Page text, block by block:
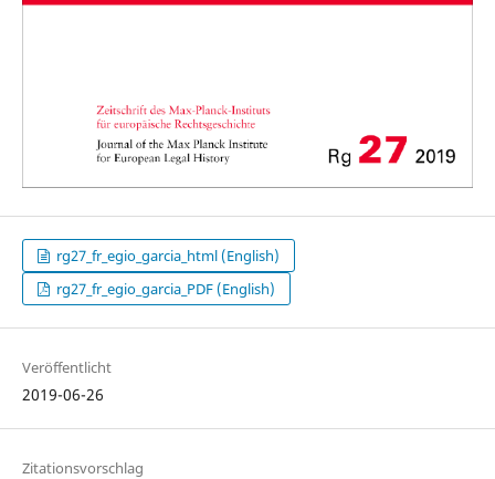
rg27_fr_egio_garcia_html (English)
rg27_fr_egio_garcia_PDF (English)
Veröffentlicht
2019-06-26
Zitationsvorschlag